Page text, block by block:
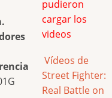
pudieron
cargar los
videos
Vídeos de
Street Fighter:
Real Battle on